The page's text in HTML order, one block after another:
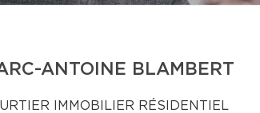
ANTOINE BLAMBERT
IMMOBILIER RÉSIDENTIEL